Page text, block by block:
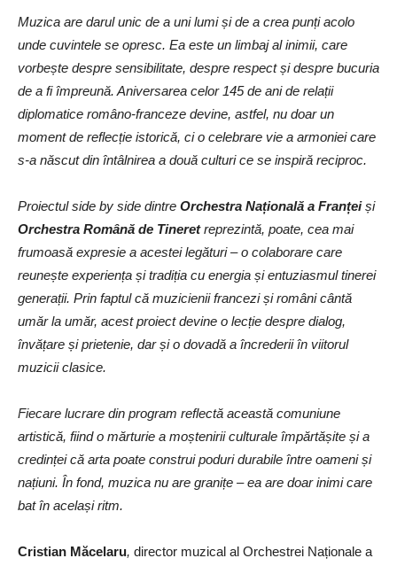
Muzica are darul unic de a uni lumi și de a crea punți acolo
unde cuvintele se opresc. Ea este un limbaj al inimii, care
vorbește despre sensibilitate, despre respect și despre bucuria
de a fi împreună. Aniversarea celor 145 de ani de relații
diplomatice româno-franceze devine, astfel, nu doar un
moment de reflecție istorică, ci o celebrare vie a armoniei care
s-a născut din întâlnirea a două culturi ce se inspiră reciproc.
Proiectul side by side dintre Orchestra Națională a Franței și
Orchestra Română de Tineretreprezintă, poate, cea mai
frumoasă expresie a acestei legături – o colaborare care
reunește experiența și tradiția cu energia și entuziasmul tinerei
generații. Prin faptul că muzicienii francezi și români cântă
umăr la umăr, acest proiect devine o lecție despre dialog,
învățare și prietenie, dar și o dovadă a încrederii în viitorul
muzicii clasice.
Fiecare lucrare din program reflectă această comuniune
artistică, fiind o mărturie a moștenirii culturale împărtășite și a
credinței că arta poate construi poduri durabile între oameni și
națiuni. În fond, muzica nu are granițe – ea are doar inimi care
bat în același ritm.
Cristian Măcelaru, director muzical al Orchestrei Naționale a